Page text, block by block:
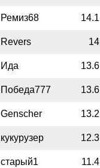
Ремиз68 14.1
Revers 14
Ида 13.6
Победа777 13.6
Genscher 13.2
кукурузер 12.3
старый1 11.4